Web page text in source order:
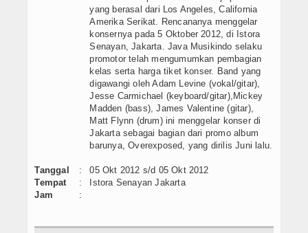
yang berasal dari Los Angeles, California
Amerika Serikat. Rencananya menggelar
konsernya pada 5 Oktober 2012, di Istora
Senayan, Jakarta. Java Musikindo selaku
promotor telah mengumumkan pembagian
kelas serta harga tiket konser. Band yang
digawangi oleh Adam Levine (vokal/gitar),
Jesse Carmichael (keyboard/gitar),Mickey
Madden (bass), James Valentine (gitar),
Matt Flynn (drum) ini menggelar konser di
Jakarta sebagai bagian dari promo album
barunya, Overexposed, yang dirilis Juni lalu.
Tanggal :
05 Okt 2012 s/d 05 Okt 2012
Tempat
:
Istora Senayan Jakarta
Jam
: